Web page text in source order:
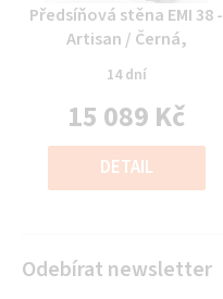
Průměrné
hodnocení
produktu
je
0,0
z
5
Předsíňová stěna EMI 38 -
Artisan / Černá,
14 dní
15 089 Kč
Měrná
cena:
DETAIL
Odebírat newsletter